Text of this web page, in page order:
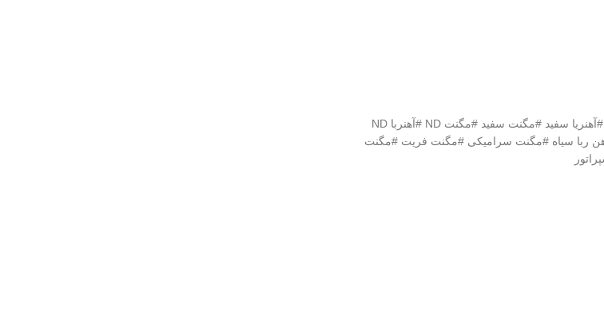
#آهن ربا #آهنربا #مگنت # نئودیمیوم #نیودیمیوم #مگنت نئودیمیوم #آهنربا نئودیمیوم #آهن ربا نئودیمیوم #آهنریا سفید #مگنت سفید #مگنت ND #آهنربا ND
ربا سیاه #مگنت سرامیکی #مگنت فریت #مگنت